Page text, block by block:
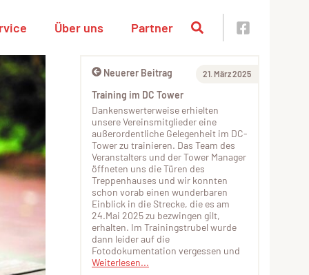
Über uns Partner
Neuerer Beitrag 21. März 2025
Training im DC Tower
Dankenswerterweise erhielten
unsere Vereinsmitglieder eine
außerordentliche Gelegenheit im DC-
Tower zu trainieren. Das Team des
Veranstalters und der Tower Manager
öffneten uns die Türen des
Treppenhauses und wir konnten
schon vorab einen wunderbaren
Einblick in die Strecke, die es am
24.Mai 2025 zu bezwingen gilt,
erhalten. Im Trainingstrubel wurde
dann leider auf die
Fotodokumentation vergessen und
Weiterlesen...